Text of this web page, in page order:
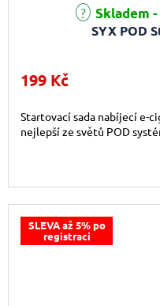
SYX POD
Průměrné hodnocení
Skladem
199 Kč
Startovací sada nabíjecí e-
nejlepší ze světů POD
SLEVA až 5% po
registraci